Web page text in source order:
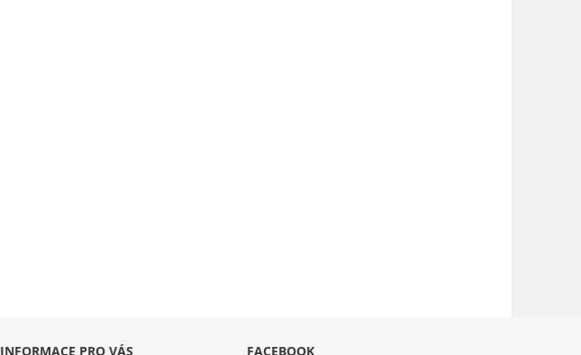
INFORMACE PRO VÁS
FACEBOOK